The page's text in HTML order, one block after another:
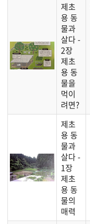
제초
용 동
물과
살다 -
2장
제초
용 동
물을
먹이
려면?
제초
용 동
물과
살다 -
1장
제초
용 동
물의
매력